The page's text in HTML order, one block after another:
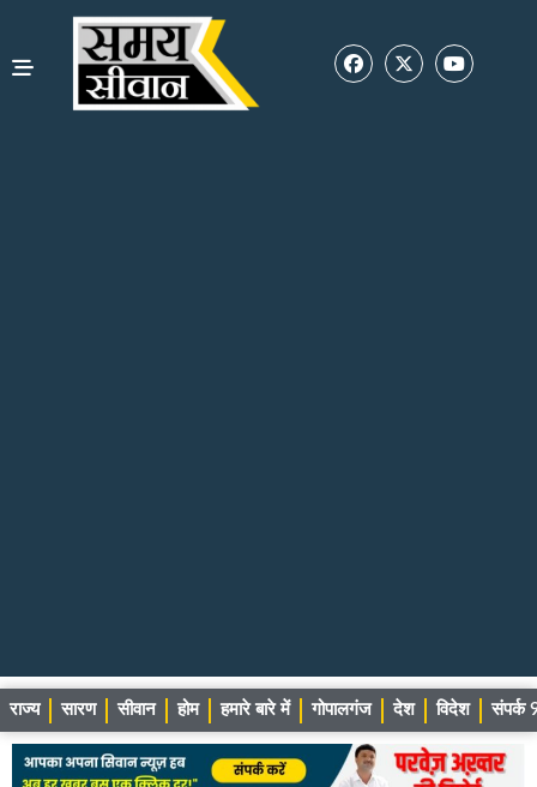
राज्य सारण सीवान होम हमारे बारे में गोपालगंज देश विदेश संपर्क